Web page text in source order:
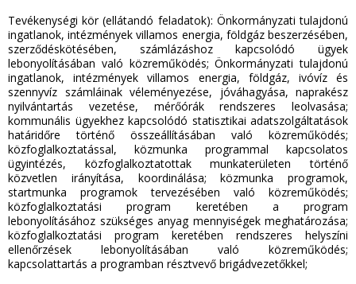
Tevékenységi kör (ellátandó feladatok): Önkormányzati tulajdonú
ingatlanok, intézmények villamos energia, földgáz beszerzésében,
szerződéskötésében, számlázáshoz kapcsolódó ügyek
lebonyolításában való közreműködés; Önkormányzati tulajdonú
ingatlanok, intézmények villamos energia, földgáz, ivóvíz és
szennyvíz számláinak véleményezése, jóváhagyása, naprakész
nyilvántartás vezetése, mérőórák rendszeres leolvasása;
kommunális ügyekhez kapcsolódó statisztikai adatszolgáltatások
határidőre történő összeállításában való közreműködés;
közfoglalkoztatással, közmunka programmal kapcsolatos
ügyintézés, közfoglalkoztatottak munkaterületen történő
közvetlen irányítása, koordinálása; közmunka programok,
startmunka programok tervezésében való közreműködés;
közfoglalkoztatási program keretében a program
lebonyolításához szükséges anyag mennyiségek meghatározása;
közfoglalkoztatási program keretében rendszeres helyszíni
ellenőrzések lebonyolításában való közreműködés;
kapcsolattartás a programban résztvevő brigádvezetőkkel;